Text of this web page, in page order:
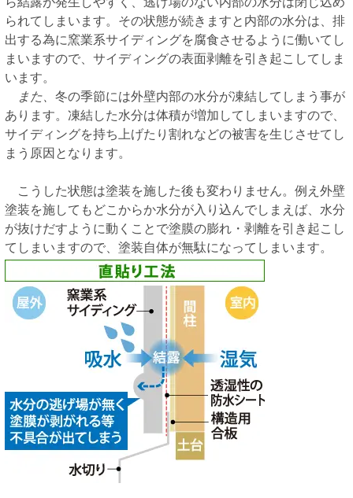
られてしまいます。その状態が続きますと内部の水分は、排
出する為に窯業系サイディングを腐食させるように働いてし
まいますので、サイディングの表面剥離を引き起こしてしま
います。
また、 冬の季節には外壁内部の水分が凍結してしまう事が
あります。凍結した水分は体積が増加してしまいますので、
サイディングを持ち上げたり割れなどの被害を生じさせてし
まう原因となります。
こうした状態は塗装を施した後も変わりません。例え外壁
塗装を施してもどこからか水分が入り込んでしまえば、水分
が抜けだすように動くことで塗膜の膨れ・剥離を引き起こし
てしまいますので、塗装自体が無駄になってしまいます。